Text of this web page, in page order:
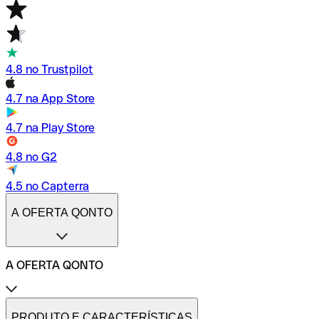
4.8 no Trustpilot
4.7 na App Store
4.7 na Play Store
4.8 no G2
4.5 no Capterra
A OFERTA QONTO
A OFERTA QONTO
Tarifas